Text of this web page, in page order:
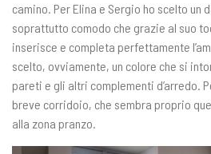
camino. Per Elina e Sergio ho scelto un
soprattutto comodo che grazie al suo
inserisce e completa perfettamente
scelto, ovviamente, un colore che si
pareti e gli altri complementi d’arredo.
breve corridoio, che sembra proprio
alla zona pranzo.